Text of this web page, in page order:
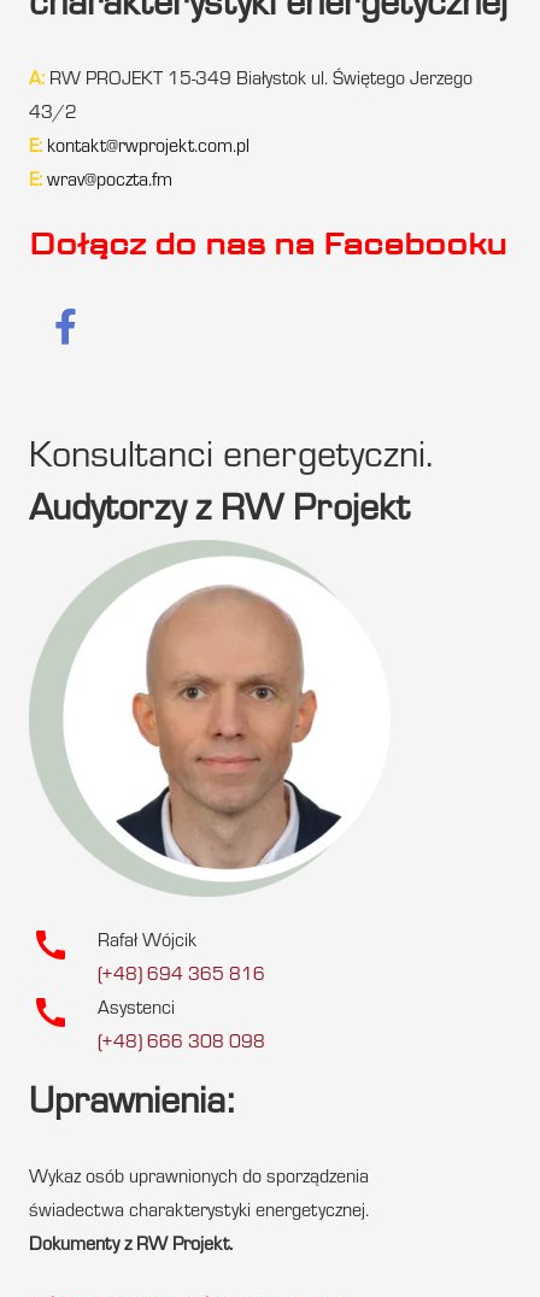
charakterystyki energetycznej
A: RW PROJEKT 15-349 Białystok ul. Świętego Jerzego
43/2
E: kontakt@rwprojekt.com.pl
E: wrav@poczta.fm
Dołącz do nas na Facebooku
Konsultanci energetyczni.
Audytorzy z RW Projekt
call
Rafał Wójcik
(+48) 694 365 816
call
Asystenci
(+48) 666 308 098
Uprawnienia:
Wykaz osób uprawnionych do sporządzenia
świadectwa charakterystyki energetycznej.
Dokumenty z RW Projekt.